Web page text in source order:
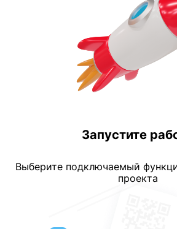
Запустите
Выберите подключаемый
проекта